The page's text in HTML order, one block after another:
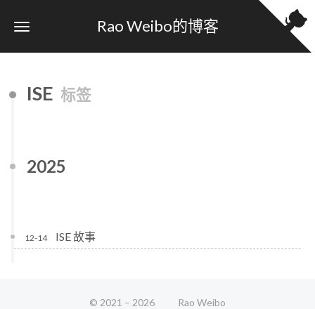
Rao Weibo的博客
ISE 标签
2025
12-14 ISE 故事
© 2021 – 2026
Rao Weibo